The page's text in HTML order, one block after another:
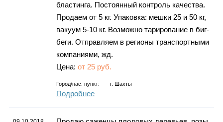
бластинга. Постоянный контроль качества.
Продаем от 5 кг. Упаковка: мешки 25 и 50 кг,
вакуум 5-10 кг. Возможно тарирование в биг-
беги. Отправляем в регионы транспортными
компаниями, жд.
Цена: от 25 руб.
Город/нас. пункт: г. Шахты
Подробнее